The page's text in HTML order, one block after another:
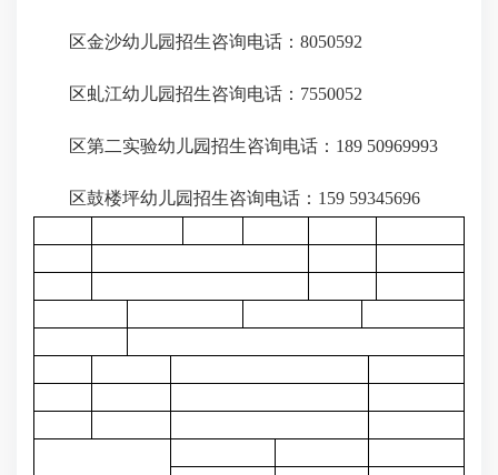
区金沙幼儿园招生咨询电话：8050592
区虬江幼儿园招生咨询电话：7550052
区第二实验幼儿园招生咨询电话：189 50969993
区鼓楼坪幼儿园招生咨询电话：159 59345696